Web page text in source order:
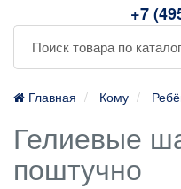
+7
Главная Кому
Гелиевые
поштучно